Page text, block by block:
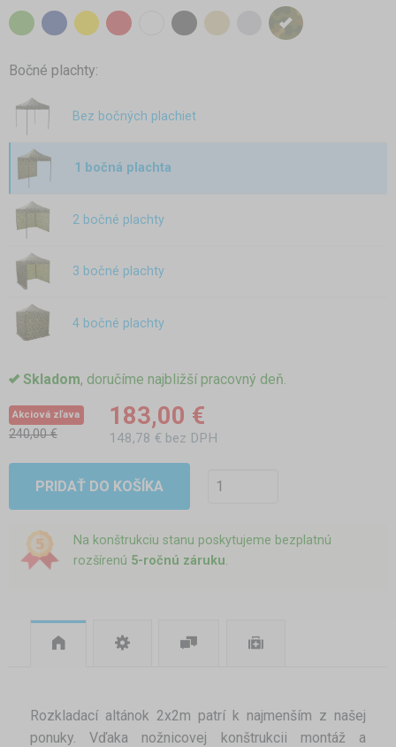
Bočné plachty:
Bez bočných plachiet
1 bočná plachta
2 bočné plachty
3 bočné plachty
4 bočné plachty
Skladom, doručíme najbližší pracovný deň.
Akciová zľava
240,00 €
183,00 €
148,78 € bez DPH
PRIDAŤ DO KOŠÍKA
Na konštrukciu stanu poskytujeme bezplatnú
rozšírenú 5-ročnú záruku.
Rozkladací altánok 2x2m patrí k najmenším z našej
ponuky. Vďaka nožnicovej konštrukcii montáž a